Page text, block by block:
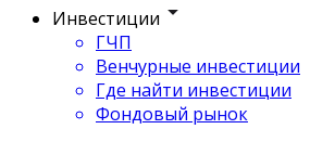
Инвестиции
ГЧП
Венчурные инвестиции
Где найти инвестиции
Фондовый рынок